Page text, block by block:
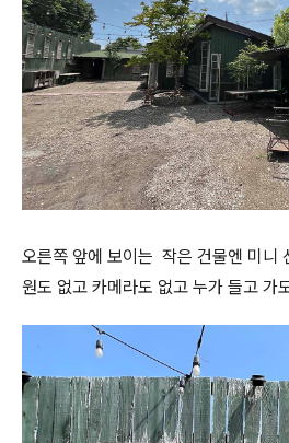
오른쪽 앞에 보이는 작은 건물엔 미니
원도 없고 카메라도 없고 누가 들고 가